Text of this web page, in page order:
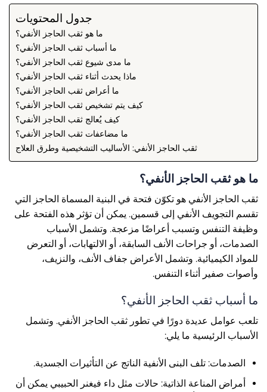
جدول المحتويات
ما هو ثقب الحاجز الأنفي؟
ما أسباب ثقب الحاجز الأنفي؟
ما مدى شيوع ثقب الحاجز الأنفي؟
ماذا يحدث أثناء ثقب الحاجز الأنفي؟
ما أعراض ثقب الحاجز الأنفي؟
كيف يتم تشخيص ثقب الحاجز الأنفي؟
كيف يُعالج ثقب الحاجز الأنفي؟
ما مضاعفات ثقب الحاجز الأنفي؟
ثقب الحاجز الأنفي: الأساليب التشخيصية وطرق العلاج
ما هو ثقب الحاجز الأنفي؟
ثقب الحاجز الأنفي هو تكوّن فتحة في البنية المسماة الحاجز التي
تقسم التجويف الأنفي إلى قسمين. يمكن أن تؤثر هذه الفتحة على
وظيفة التنفس وتسبب أعراضًا مزعجة. وتشمل الأسباب
الصدمات، أو جراحات الأنف السابقة، أو الالتهابات، أو التعرض
للمواد الكيميائية. وتشمل الأعراض جفاف الأنف، والنزيف،
وأصوات صفير أثناء التنفس.
ما أسباب ثقب الحاجز الأنفي؟
تلعب عوامل عديدة دورًا في تطور ثقب الحاجز الأنفي. وتشمل
الأسباب الرئيسية ما يلي:
الصدمات: تلف البنى الأنفية الناتج عن التأثيرات الجسدية.
أمراض المناعة الذاتية: حالات مثل داء فيغنر الحبيبي يمكن أن